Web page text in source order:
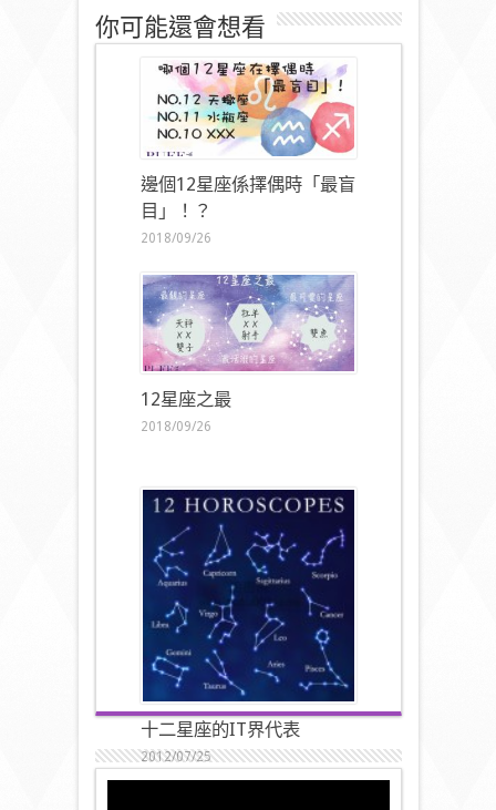
你可能還會想看
邊個12星座係擇偶時「最盲
目」！？
2018/09/26
12星座之最
2018/09/26
十二星座的IT界代表
2012/07/25